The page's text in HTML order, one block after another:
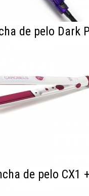
de pelo Dark
de pelo CX1